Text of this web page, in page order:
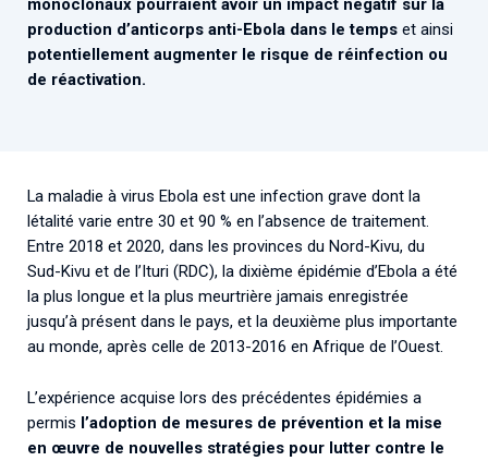
monoclonaux pourraient avoir un impact négatif sur la
production d’anticorps anti-Ebola dans le temps et ainsi
potentiellement augmenter le risque de réinfection ou
de réactivation.
La maladie à virus Ebola est une infection grave dont la
létalité varie entre 30 et 90 % en l’absence de traitement.
Entre 2018 et 2020, dans les provinces du Nord-Kivu, du
Sud-Kivu et de l’Ituri (RDC), la dixième épidémie d’Ebola a été
la plus longue et la plus meurtrière jamais enregistrée
jusqu’à présent dans le pays, et la deuxième plus importante
au monde, après celle de 2013-2016 en Afrique de l’Ouest.
L’expérience acquise lors des précédentes épidémies a
permis l’adoption de mesures de prévention et la mise
en œuvre de nouvelles stratégies pour lutter contre le